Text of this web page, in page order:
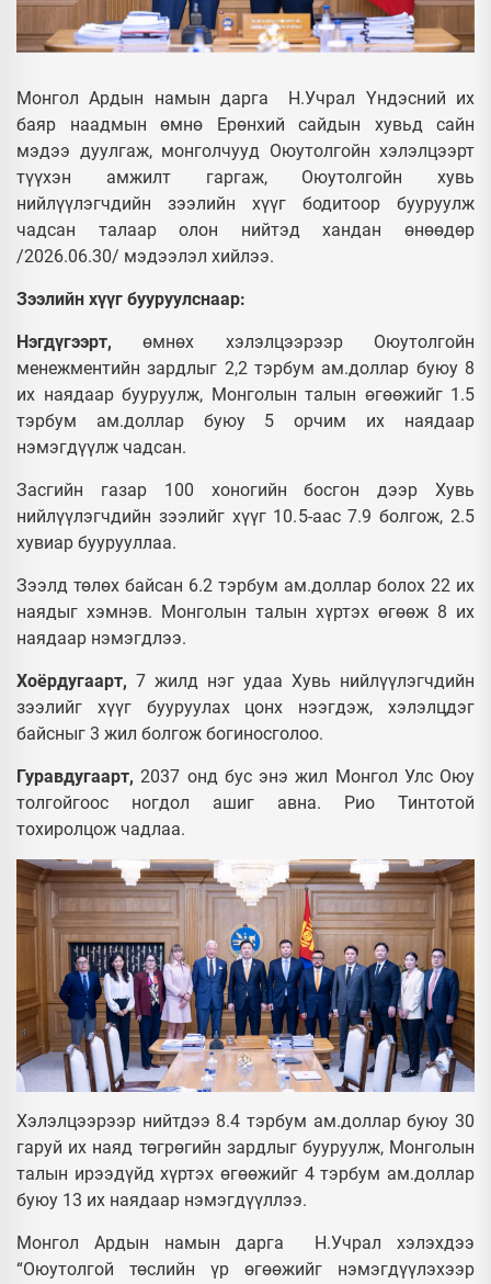
Монгол Ардын намын дарга Н.Учрал Үндэсний их
баяр наадмын өмнө Ерөнхий сайдын хувьд сайн
мэдээ дуулгаж, монголчууд Оюутолгойн хэлэлцээрт
түүхэн амжилт гаргаж, Оюутолгойн хувь
нийлүүлэгчдийн зээлийн хүүг бодитоор бууруулж
чадсан талаар олон нийтэд хандан өнөөдөр
/2026.06.30/ мэдээлэл хийлээ.
Зээлийн хүүг бууруулснаар:
Нэгдүгээрт,өмнөх хэлэлцээрээр Оюутолгойн
менежментийн зардлыг 2,2 тэрбум ам.доллар буюу 8
их наядаар бууруулж, Монголын талын өгөөжийг 1.5
тэрбум ам.доллар буюу 5 орчим их наядаар
нэмэгдүүлж чадсан.
Засгийн газар 100 хоногийн босгон дээр Хувь
нийлүүлэгчдийн зээлийг хүүг 10.5-аас 7.9 болгож, 2.5
хувиар буурууллаа.
Зээлд төлөх байсан 6.2 тэрбум ам.доллар болох 22 их
наядыг хэмнэв. Монголын талын хүртэх өгөөж 8 их
наядаар нэмэгдлээ.
Хоёрдугаарт, 7 жилд нэг удаа Хувь нийлүүлэгчдийн
зээлийг хүүг бууруулах цонх нээгдэж, хэлэлцдэг
байсныг 3 жил болгож богиносголоо.
Гуравдугаарт, 2037 онд бус энэ жил Монгол Улс Оюу
толгойгоос ногдол ашиг авна. Рио Тинтотой
тохиролцож чадлаа.
Хэлэлцээрээр нийтдээ 8.4 тэрбум ам.доллар буюу 30
гаруй их наяд төгрөгийн зардлыг бууруулж, Монголын
талын ирээдүйд хүртэх өгөөжийг 4 тэрбум ам.доллар
буюу 13 их наядаар нэмэгдүүллээ.
Монгол Ардын намын дарга Н.Учрал хэлэхдээ
“Оюутолгой төслийн үр өгөөжийг нэмэгдүүлэхээр